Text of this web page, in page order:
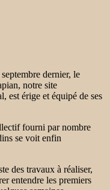
dernier, le
notre site
est érige et équipé de ses
fourni par nombre
se voit enfin
des travaux à réaliser,
entendre les premiers